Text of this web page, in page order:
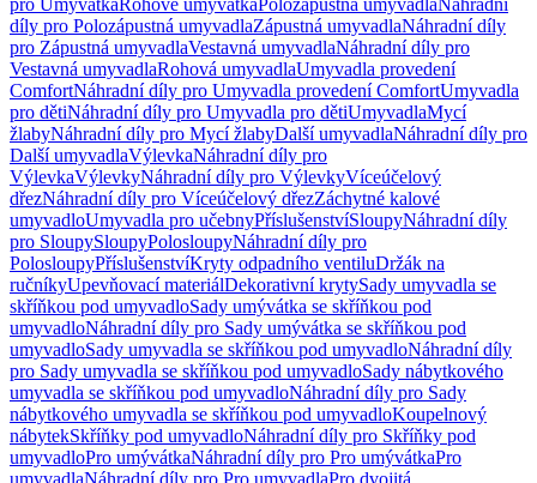
pro UmývátkaRohové umývátkaPolozápustná umyvadlaNáhradní
díly pro Polozápustná umyvadlaZápustná umyvadlaNáhradní díly
pro Zápustná umyvadlaVestavná umyvadlaNáhradní díly pro
Vestavná umyvadlaRohová umyvadlaUmyvadla provedení
ComfortNáhradní díly pro Umyvadla provedení ComfortUmyvadla
pro dětiNáhradní díly pro Umyvadla pro dětiUmyvadlaMycí
žlabyNáhradní díly pro Mycí žlabyDalší umyvadlaNáhradní díly pro
Další umyvadlaVýlevkaNáhradní díly pro
VýlevkaVýlevkyNáhradní díly pro VýlevkyVíceúčelový
dřezNáhradní díly pro Víceúčelový dřezZáchytné kalové
umyvadloUmyvadla pro učebnyPříslušenstvíSloupyNáhradní díly
pro SloupySloupyPolosloupyNáhradní díly pro
PolosloupyPříslušenstvíKryty odpadního ventiluDržák na
ručníkyUpevňovací materiálDekorativní krytySady umyvadla se
skříňkou pod umyvadloSady umývátka se skříňkou pod
umyvadloNáhradní díly pro Sady umývátka se skříňkou pod
umyvadloSady umyvadla se skříňkou pod umyvadloNáhradní díly
pro Sady umyvadla se skříňkou pod umyvadloSady nábytkového
umyvadla se skříňkou pod umyvadloNáhradní díly pro Sady
nábytkového umyvadla se skříňkou pod umyvadloKoupelnový
nábytekSkříňky pod umyvadloNáhradní díly pro Skříňky pod
umyvadloPro umývátkaNáhradní díly pro Pro umývátkaPro
umyvadlaNáhradní díly pro Pro umyvadlaPro dvojitá